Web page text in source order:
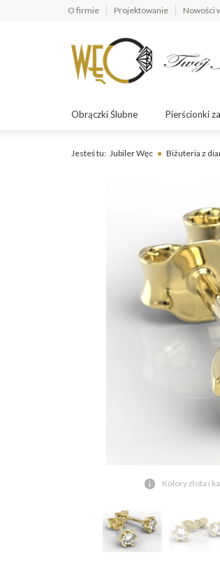
O firmie Projektowanie Nowości
Obrączki Ślubne Pierścionki
Jesteś tu: Jubiler Węc Biżuteria z
Kolory złota i